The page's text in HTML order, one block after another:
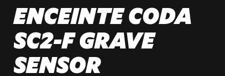
ENCEINTE CODA
SC2-F GRAVE
SENSOR